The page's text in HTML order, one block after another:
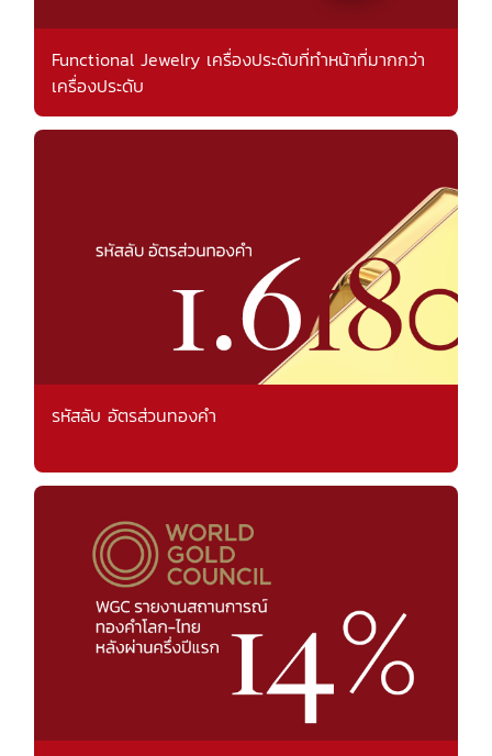
Functional Jewelry เครื่องประดับที่ทำหน้าที่มากกว่า
เครื่องประดับ
รหัสลับ อัตรส่วนทองคำ